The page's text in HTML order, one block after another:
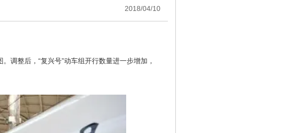
2018/04/10
调整后，“复兴号”动车组开行数量进一步增加，